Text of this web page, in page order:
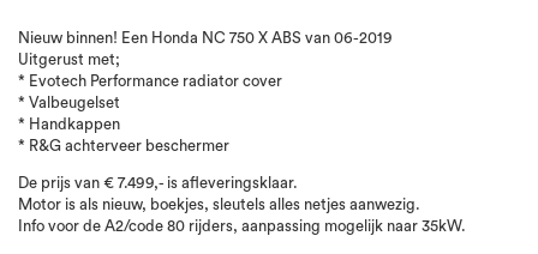
Nieuw binnen! Een Honda NC 750 X ABS van 06-2019
Uitgerust met;
* Evotech Performance radiator cover
* Valbeugelset
* Handkappen
* R&G achterveer beschermer
De prijs van € 7.499,- is afleveringsklaar.
Motor is als nieuw, boekjes, sleutels alles netjes aanwezig.
Info voor de A2/code 80 rijders, aanpassing mogelijk naar 35kW.